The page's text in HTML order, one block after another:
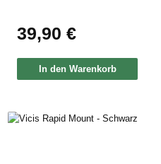
Regulärer Preis:
39,90 €
In den Warenkorb